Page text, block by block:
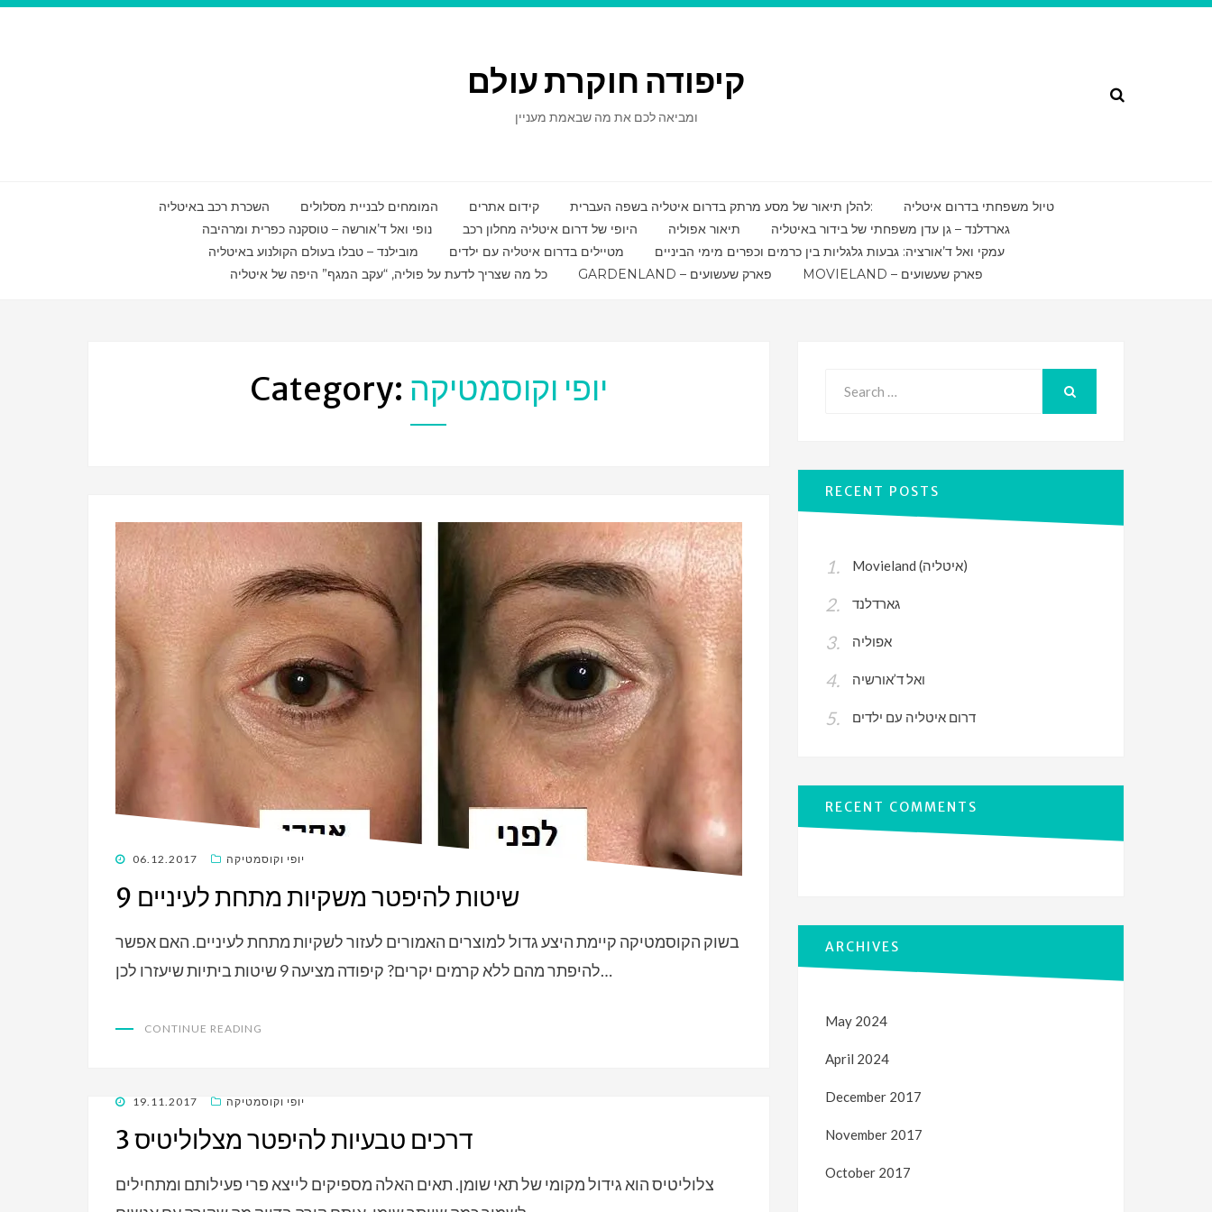
קיפודה חוקרת עולם
ומביאה לכם את מה שבאמת מעניין Search
השכרת רכב באיטליה המומחים לבניית מסלולים קידום אתרים להלן תיאור של מסע מרתק בדרום איטליה בשפה העברית:
טיול משפחתי בדרום איטליה
נופי ואל ד’אורשה – טוסקנה כפרית ומרהיבה
היופי של דרום איטליה מחלון רכב תיאור אפוליה
גארדלנד – גן עדן משפחתי של בידור באיטליה
מובילנד – טבלו בעולם הקולנוע באיטליה
מטיילים בדרום איטליה עם ילדים
עמקי ואל ד’אורציה: גבעות גלגליות בין כרמים וכפרים מימי הביניים
כל מה שצריך לדעת על פוליה, “עקב המגף” היפה של איטליה
GARDENLAND – פארק שעשועים MOVIELAND – פארק שעשועים
Category: יופי וקוסמטיקה
POSTED
06.12.2017 יופי וקוסמטיקה
9 שיטות להיפטר משקיות מתחת לעיניים
בשוק הקוסמטיקה קיימת היצע גדול למוצרים האמורים לעזור לשקיות מתחת לעיניים. האם אפשר
להיפתר מהם ללא קרמים יקרים? קיפודה מציעה 9 שיטות ביתיות שיעזרו לכן…
CONTINUE READING
POSTED
19.11.2017 יופי וקוסמטיקה
3 דרכים טבעיות להיפטר מצלוליטיס
צלוליטיס הוא גידול מקומי של תאי שומן. תאים האלה מספיקים לייצא פרי פעילותם ומתחילים
RECENT POSTS
Movieland (איטליה)
גארדלנד
אפוליה
ואל ד’אורשיה
דרום איטליה עם ילדים
RECENT COMMENTS
ARCHIVES
May 2024
April 2024
December 2017
November 2017
October 2017